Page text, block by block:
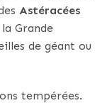
Astéracées
Grande
de géant ou
tempérées.